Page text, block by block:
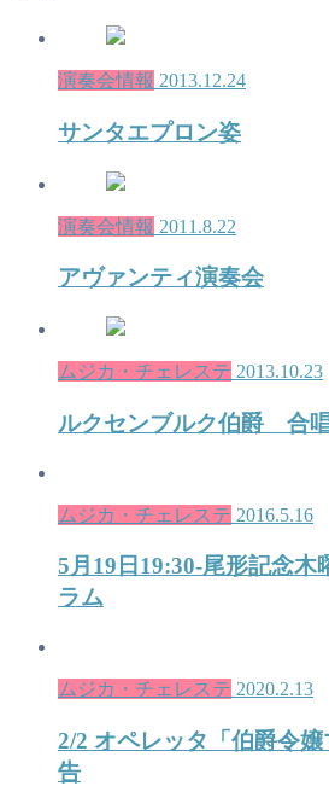
演奏会情報 2013.12.24
サンタエプロン姿
演奏会情報 2011.8.22
アヴァンティ演奏会
ムジカ・チェレステ 2013.10.23
ルクセンブルク伯爵 合
ムジカ・チェレステ 2016.5.16
5月19日19:30-尾形記念木
ラム
ムジカ・チェレステ 2020.2.13
2/2 オペレッタ「伯爵令
告